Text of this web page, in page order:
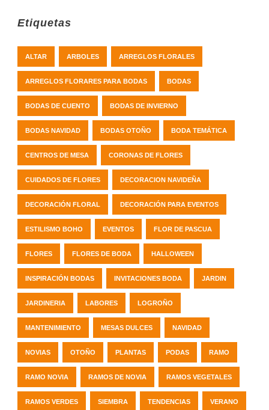
Etiquetas
ALTAR ARBOLES ARREGLOS FLORALES
ARREGLOS FLORARES PARA BODAS BODAS
BODAS DE CUENTO BODAS DE INVIERNO
BODAS NAVIDAD BODAS OTOÑO BODA TEMÁTICA
CENTROS DE MESA CORONAS DE FLORES
CUIDADOS DE FLORES DECORACION NAVIDEÑA
DECORACIÓN FLORAL DECORACIÓN PARA EVENTOS
ESTILISMO BOHO EVENTOS FLOR DE PASCUA
FLORES FLORES DE BODA HALLOWEEN
INSPIRACIÓN BODAS INVITACIONES BODA JARDIN
JARDINERIA LABORES LOGROÑO
MANTENIMIENTO MESAS DULCES NAVIDAD
NOVIAS OTOÑO PLANTAS PODAS RAMO
RAMO NOVIA RAMOS DE NOVIA RAMOS VEGETALES
RAMOS VERDES SIEMBRA TENDENCIAS VERANO